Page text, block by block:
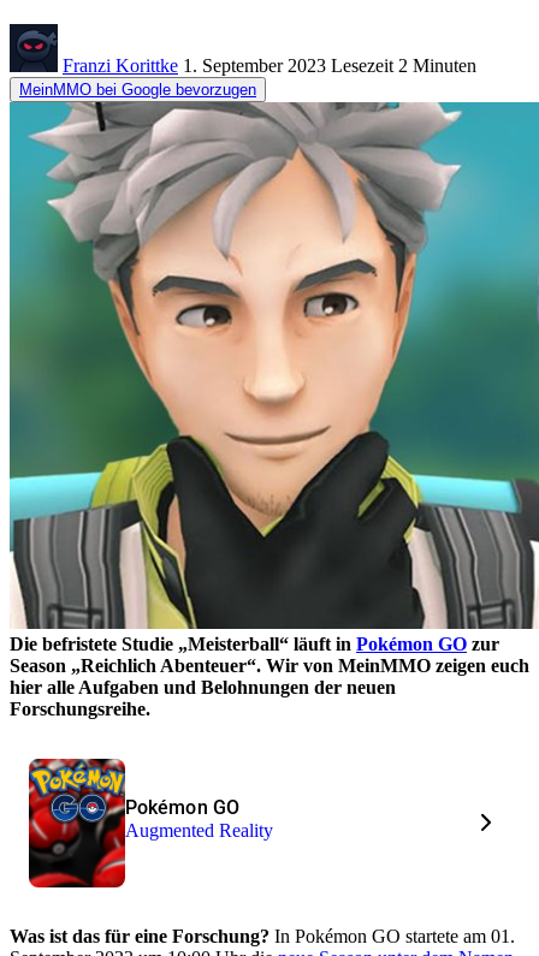
Franzi Korittke 1. September 2023 Lesezeit 2 Minuten
MeinMMO bei Google bevorzugen
Die befristete Studie Meisterball läuft in Pokémon GO zur
Season
Reichlich Abenteuer . Wir von MeinMMO zeigen euch
hier alle Aufgaben und Belohnungen der neuen
Forschungsreihe.
Pokémon GO
Augmented Reality
Was ist das für eine Forschung? In Pokémon GO startete am 01.